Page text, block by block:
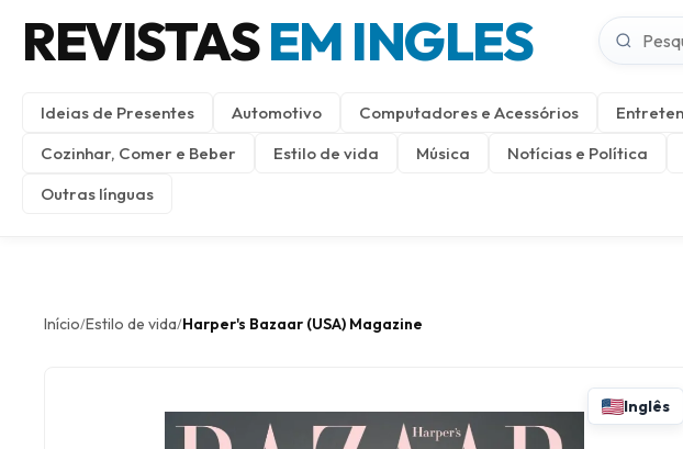
REVISTASEM INGLES
Ideias de Presentes Automotivo Computadores e Acessórios
Cozinhar, Comer e Beber
Estilo de vida Música Notícias e Política
Outras línguas
Início/Estilo de vida/Harper's Bazaar (USA) Magazine
Inglês